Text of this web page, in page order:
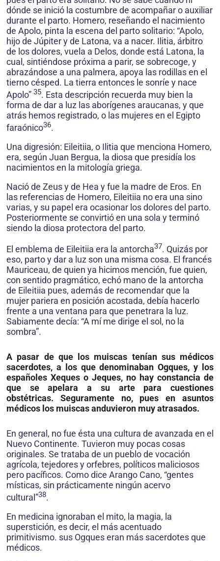
dónde se inició la costumbre de acompañar o auxiliar
durante el parto. Homero, reseñando el nacimiento
de Apolo, pinta la escena del parto solitario: “Apolo,
hijo de Júpiter y de Latona, va a nacer. Ilitia, árbitro
de los dolores, vuela a Delos, donde está Latona, la
cual, sintiéndose próxima a parir, se sobrecoge, y
abrazándose a una palmera, apoya las rodillas en el
tierno césped. La tierra entonces le sonríe y nace
Apolo” 35. Esta descripción recuerda muy bien la
forma de dar a luz las aborígenes araucanas, y que
atrás hemos registrado, o las mujeres en el Egipto
faraónico36.
Una digresión: Eileitiia, o Ilitia que menciona Homero,
era, según Juan Bergua, la diosa que presidía los
nacimientos en la mitología griega.
Nació de Zeus y de Hea y fue la madre de Eros. En
las referencias de Homero, Eileitiia no era una sino
varias, y su papel era ocasionar los dolores del parto.
Posteriormente se convirtió en una sola y terminó
siendo la diosa protectora del parto.
El emblema de Eileitiia era la antorcha37. Quizás por
eso, parto y dar a luz son una misma cosa. El francés
Mauriceau, de quien ya hicimos mención, fue quien,
con sentido pragmático, echó mano de la antorcha
de Eileitiia pues, además de recomendar que la
mujer pariera en posición acostada, debía hacerlo
frente a una ventana para que penetrara la luz.
Sabiamente decía: “A mí me dirige el sol, no la
sombra”.
A pasar de que los muiscas tenían sus médicos
sacerdotes, a los que denominaban Ogques, y los
españoles Xeques o Jeques, no hay constancia de
que se apelara a su arte para cuestiones
obstétricas. Seguramente no, pues en asuntos
médicos los muiscas anduvieron muy atrasados.
En general, no fue ésta una cultura de avanzada en el
Nuevo Continente. Tuvieron muy pocas cosas
originales. Se trataba de un pueblo de vocación
agrícola, tejedores y orfebres, políticos maliciosos
pero pacíficos. Como dice Arango Cano, “gentes
místicas, sin prácticamente ningún acervo
cultural”38.
En medicina ignoraban el mito, la magia, la
superstición, es decir, el más acentuado
primitivismo. sus Ogques eran más sacerdotes que
médicos.